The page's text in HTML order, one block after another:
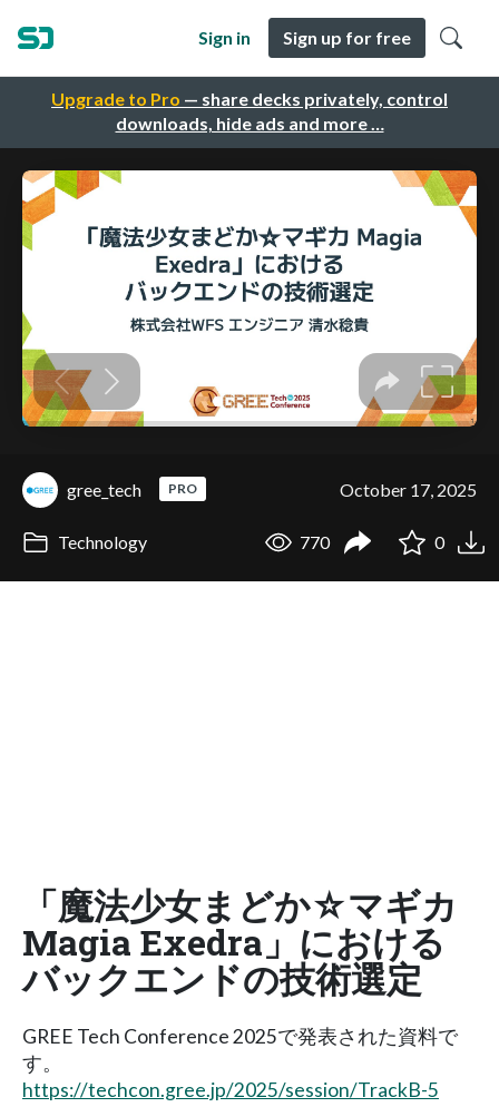
Upgrade to Pro — share decks privately, control
downloads, hide ads and more …
Sign in Sign up for free
gree_tech PRO October 17, 2025
Technology 770 0
「魔法少女まどか☆マギカ
Magia Exedra」における
バックエンドの技術選定
GREE Tech Conference 2025で発表された資料で
す。
https://techcon.gree.jp/2025/session/TrackB-5